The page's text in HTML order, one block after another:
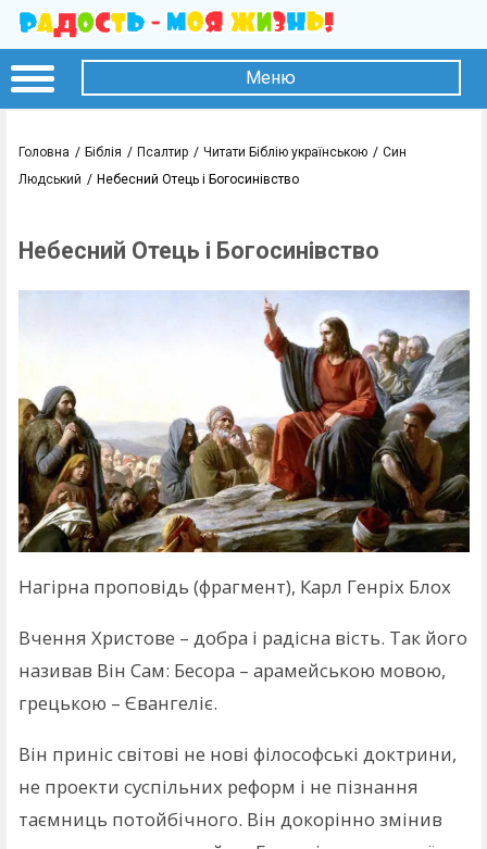
Меню
Головна Біблія Псалтир Читати Біблію українською
Син
Людський
Небесний Отець і Богосинівство
Небесний Отець і Богосинівство
Нагірна проповідь (фрагмент), Карл Генріх Блох
Вчення Христове – добра і радісна вість. Так його
називав Він Сам: Бесора – арамейською мовою,
грецькою – Євангеліє.
Він приніс світові не нові філософські доктрини,
не проекти суспільних реформ і не пізнання
таємниць потойбічного. Він докорінно змінив